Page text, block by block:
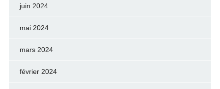
juin 2024
mai 2024
mars 2024
février 2024